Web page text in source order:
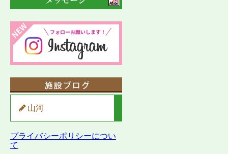
山河
プライバシーポリシーについ
て